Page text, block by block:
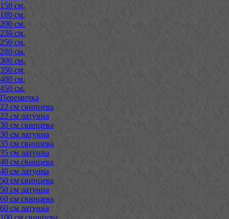
150 см.
180 см.
200 см.
230 см.
250 см.
280 см.
300 см.
350 см.
400 см.
450 см.
Перемичка
22 см свинцева
22 см латунна
30 см свинцева
30 см латунна
35 см свинцева
35 см латунна
40 см свинцева
40 см латунна
50 см свинцева
50 см латунна
60 см свинцева
60 см латунна
100 см свинцева